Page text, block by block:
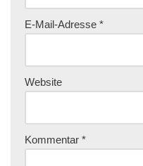
E-Mail-Adresse *
Website
Kommentar *